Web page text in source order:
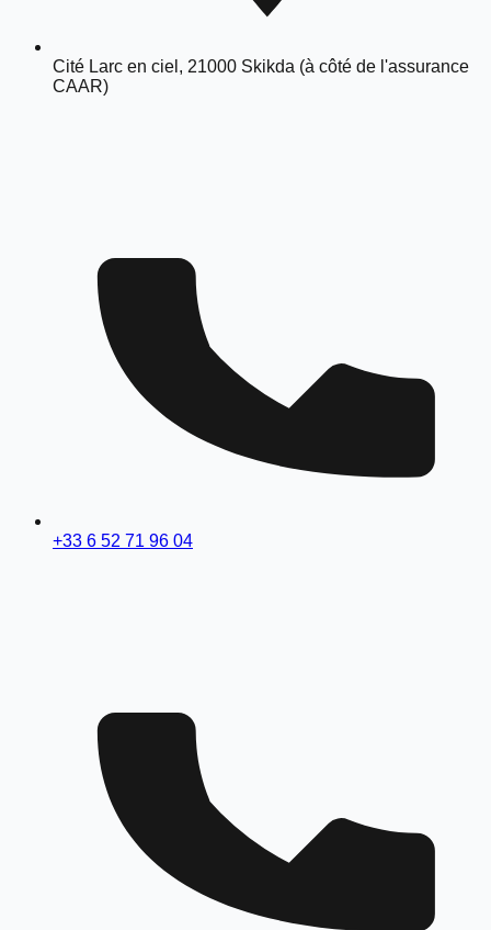
Cité Larc en ciel, 21000 Skikda (à côté de l'assurance
CAAR)
+33 6 52 71 96 04